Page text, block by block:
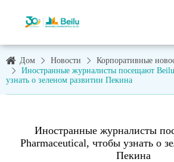
Дом Новости
Корпоративные
Иностранные журналисты посещают
узнать о зеленом развитии Пекина
Иностранные журналисты
Pharmaceutical, чтобы узнать о
Пекина